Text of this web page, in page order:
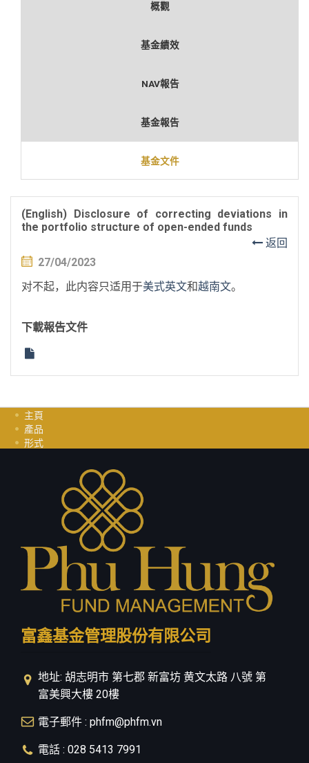
概觀
基金績效
NAV報告
基金報告
基金文件
(English) Disclosure of correcting deviations in
the portfolio structure of open-ended funds
返回
27/04/2023
对不起，此内容只适用于美式英文和越南文。
下載報告文件
主頁
產品
形式
隱私政策
富鑫基金管理股份有限公司
地址: 胡志明市 第七郡 新富坊 黄文太路 八號 第
富美興大樓 20樓
電子郵件 : phfm@phfm.vn
電話 : 028 5413 7991